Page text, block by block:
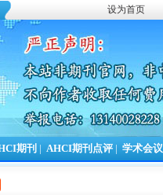
设为首页
期刊 AHCI期刊点评 学术会议